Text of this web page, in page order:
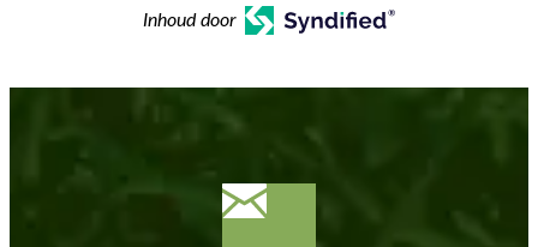
Inhoud door